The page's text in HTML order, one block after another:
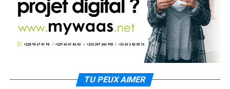
TU PEUX AIMER